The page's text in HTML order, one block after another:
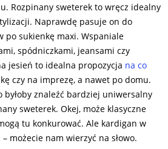
Rozpinany sweterek to wręcz idealny
Naprawdę pasuje on do
po sukienkę maxi. Wspaniale
spódniczkami, jeansami czy
jesień to idealna propozycja na co
czy na imprezę, a nawet po domu.
znaleźć bardziej uniwersalny
sweterek. Okej, może klasyczne
tu konkurować. Ale kardigan w
możecie nam wierzyć na słowo.